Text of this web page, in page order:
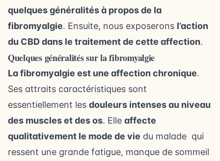
quelques généralités à propos de la
fibromyalgie. Ensuite, nous exposerons l’action
du CBD dans le traitement de cette affection.
Quelques généralités sur la fibromyalgie
La fibromyalgie est une affection chronique.
Ses attraits caractéristiques sont
essentiellement les douleurs intenses au niveau
des muscles et des os. Elle affecte
qualitativement le mode de vie du malade qui
ressent une grande fatigue, manque de sommeil